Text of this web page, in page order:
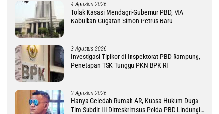
4 Agustus 2026
Tolak Kasasi Mendagri-Gubernur PBD, MA
Kabulkan Gugatan Simon Petrus Baru
3 Agustus 2026
Investigasi Tipikor di Inspektorat PBD Rampung,
Penetapan TSK Tunggu PKN BPK RI
3 Agustus 2026
Hanya Geledah Rumah AR, Kuasa Hukum Duga
Tim Subdit III Ditreskrimsus Polda PBD Lindungi